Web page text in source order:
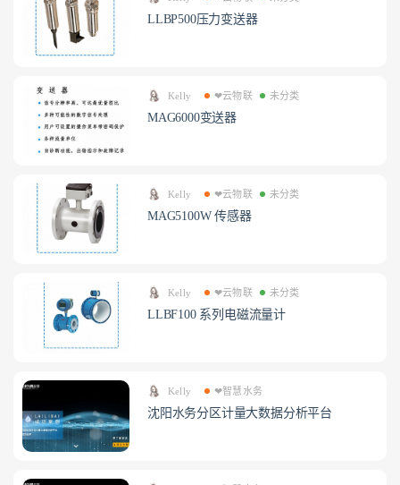
LLBP500压力变送器
Kelly ❤云物联 未分类
MAG6000变送器
Kelly ❤云物联 未分类
MAG5100W 传感器
Kelly ❤云物联 未分类
LLBF100 系列电磁流量计
Kelly ❤智慧水务
沈阳水务分区计量大数据分析平台